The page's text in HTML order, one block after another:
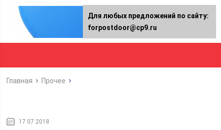
Главная Прочее
17.07.2018
Для любых предложений по сайту:
forpostdoor@cp9.ru